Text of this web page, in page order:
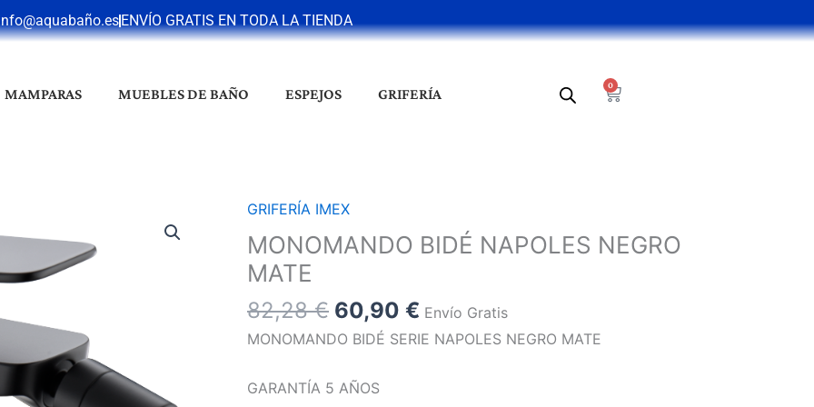
ENVÍO GRATIS EN TODA LA TIENDA
MAMPARAS MUEBLES DE BAÑO ESPEJOS GRIFERÍA
0
Cart
GRIFERÍA IMEX
MONOMANDO BIDÉ NAPOLES NEGRO
MATE
82,28€
El
precio
original
82,28 €.
60,90 €
precio
actual
60,90 €.
Envío Gratis
MONOMANDO BIDÉ SERIE NAPOLES NEGRO MATE
GARANTÍA 5 AÑOS
MONOMANDO
BIDÉ
NAPOLES
NEGRO
MATE
cantidad